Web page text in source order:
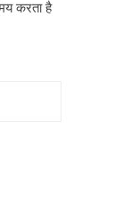
करता है